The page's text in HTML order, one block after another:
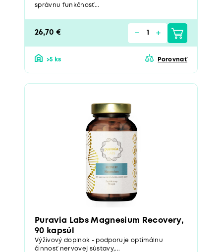
správnu funkčnosť...
26,70 €
>5 ks Porovnať
Puravia Labs Magnesium Recovery,
90 kapsúl
Výživový doplnok - podporuje optimálnu
činnosť nervovej sústavy,...